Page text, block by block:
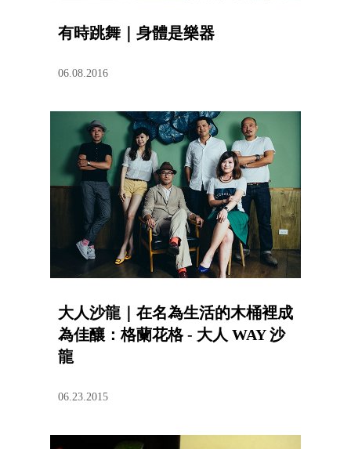
有時跳舞｜身體是樂器
06.08.2016
大人沙龍｜在名為生活的木桶裡成
為佳釀：格蘭花格 - 大人 WAY 沙
龍
06.23.2015